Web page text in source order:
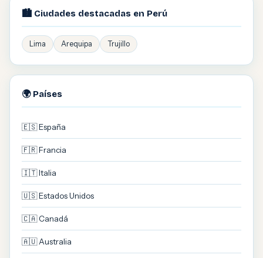
🏙️ Ciudades destacadas en Perú
Lima Arequipa Trujillo
🌍 Países
🇪🇸 España
🇫🇷 Francia
🇮🇹 Italia
🇺🇸 Estados Unidos
🇨🇦 Canadá
🇦🇺 Australia